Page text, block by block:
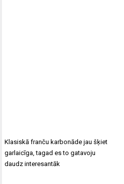
Klasiskā franču karbonāde jau šķiet
garlaicīga, tagad es to gatavoju
daudz interesantāk